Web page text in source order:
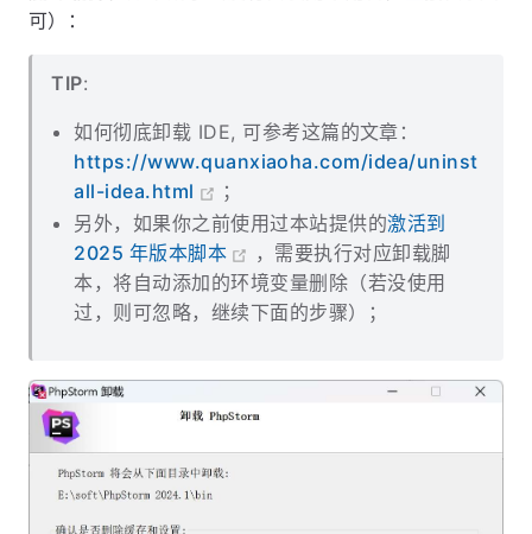
可）：
TIP:
如何彻底卸载 IDE, 可参考这篇的文章：
https://www.quanxiaoha.com/idea/uninst
all-idea.html
；
另外，如果你之前使用过本站提供的激活到
2025 年版本脚本
，需要执行对应卸载脚
本，将自动添加的环境变量删除（若没使用
过，则可忽略，继续下面的步骤）；